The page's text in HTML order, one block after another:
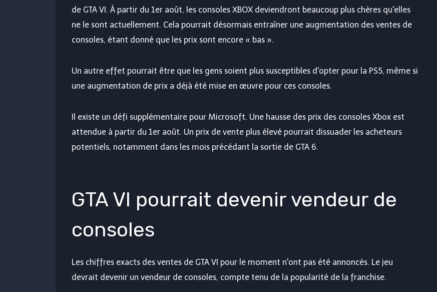
de GTA VI. À partir du 1er août, les consoles XBOX deviendront beaucoup plus chères qu'elles
ne le sont actuellement. Cela pourrait désormais entraîner une augmentation des ventes de
consoles, étant donné que les prix sont encore « bas ».
Un autre effet pourrait être que les gens soient plus susceptibles d'opter pour la PS5, même si
une augmentation de prix a déjà été mise en œuvre pour ces consoles.
Il existe un défi supplémentaire pour Microsoft. Une hausse des prix des consoles Xbox est
attendue à partir du 1er août. Un prix de vente plus élevé pourrait dissuader les acheteurs
potentiels, notamment dans les mois précédant la sortie de GTA 6.
GTA VI pourrait devenir vendeur de
consoles
Les chiffres exacts des ventes de GTA VI pour le moment n'ont pas été annoncés. Le jeu
devrait devenir un vendeur de consoles, compte tenu de la popularité de la franchise.